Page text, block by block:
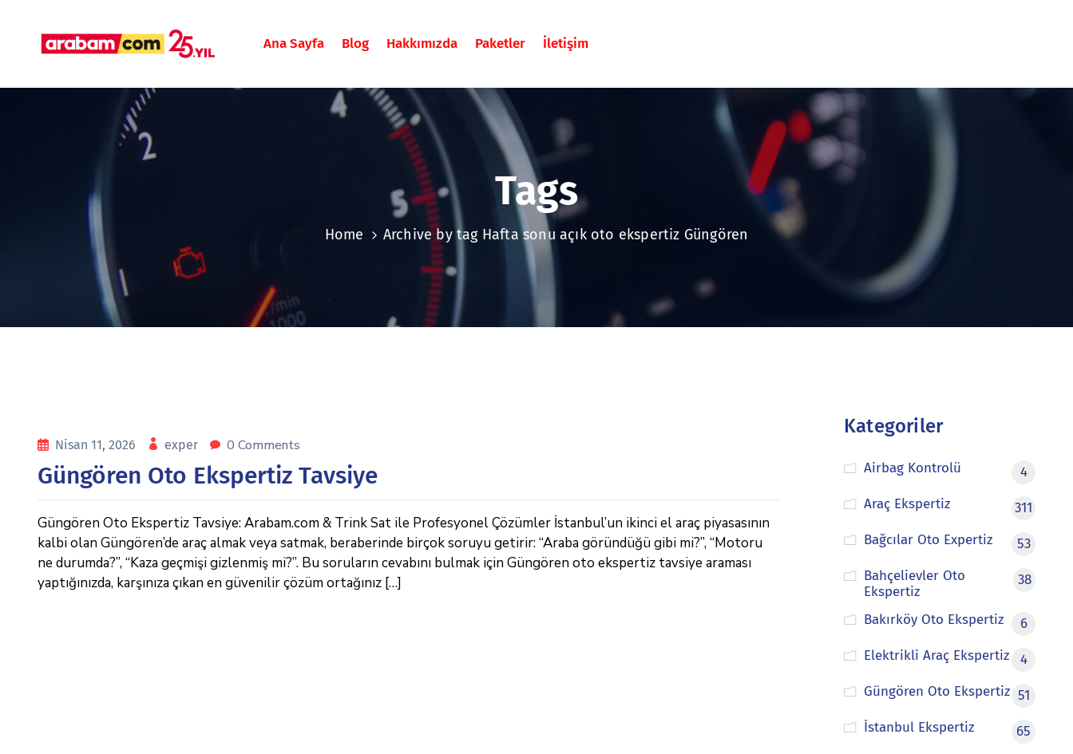
Ana Sayfa Blog Hakkımızda Paketler İletişim
Tags
Home Archive by tag Hafta sonu açık oto ekspertiz Güngören
Nisan 11, 2026 exper 0 Comments
Güngören Oto Ekspertiz Tavsiye
Güngören Oto Ekspertiz Tavsiye: Arabam.com & Trink Sat ile Profesyonel Çözümler İstanbul’un ikinci el araç piyasasının
kalbi olan Güngören’de araç almak veya satmak, beraberinde birçok soruyu getirir: “Araba göründüğü gibi mi?”, “Motoru
ne durumda?”, “Kaza geçmişi gizlenmiş mi?”. Bu soruların cevabını bulmak için Güngören oto ekspertiz tavsiye araması
yaptığınızda, karşınıza çıkan en güvenilir çözüm ortağınız […]
Kategoriler
Airbag Kontrolü
4
Araç Ekspertiz
311
Bağcılar Oto Expertiz
53
Bahçelievler Oto
Ekspertiz
38
Bakırköy Oto Ekspertiz
6
Elektrikli Araç Ekspertiz
4
Güngören Oto Ekspertiz 51
İstanbul Ekspertiz
65